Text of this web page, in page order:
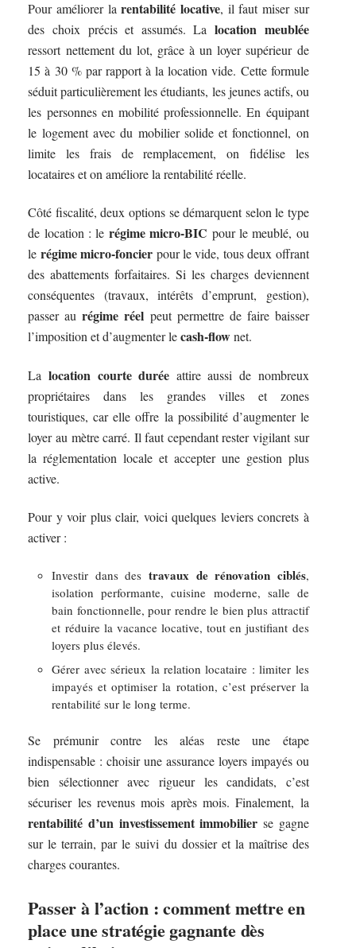
Pour améliorer larentabilité locative, il faut miser sur
des choix précis et assumés. Lalocation meublée
ressort nettement du lot, grâce à un loyer supérieur de
15 à 30 % par rapport à la location vide. Cette formule
séduit particulièrement les étudiants, les jeunes actifs, ou
les personnes en mobilité professionnelle. En équipant
le logement avec du mobilier solide et fonctionnel, on
limite les frais de remplacement, on fidélise les
locataires et on améliore la rentabilité réelle.
Côté fiscalité, deux options se démarquent selon le type
de location : le régime micro-BIC pour le meublé, ou
le régime micro-foncier pour le vide, tous deux offrant
des abattements forfaitaires. Si les charges deviennent
conséquentes (travaux, intérêts d’emprunt, gestion),
passer aurégime réel peut permettre de faire baisser
l’imposition et d’augmenter lecash-flownet.
La location courte durée attire aussi de nombreux
propriétaires dans les grandes villes et zones
touristiques, car elle offre la possibilité d’augmenter le
loyer au mètre carré. Il faut cependant rester vigilant sur
la réglementation locale et accepter une gestion plus
active.
Pour y voir plus clair, voici quelques leviers concrets à
activer :
Investir dans des travaux de rénovation ciblés,
isolation performante, cuisine moderne, salle de
bain fonctionnelle, pour rendre le bien plus attractif
et réduire la vacance locative, tout en justifiant des
loyers plus élevés.
Gérer avec sérieux la relation locataire : limiter les
impayés et optimiser la rotation, c’est préserver la
rentabilité sur le long terme.
Se prémunir contre les aléas reste une étape
indispensable : choisir une assurance loyers impayés ou
bien sélectionner avec rigueur les candidats, c’est
sécuriser les revenus mois après mois. Finalement, la
rentabilité d’un investissement immobilier se gagne
sur le terrain, par le suivi du dossier et la maîtrise des
charges courantes.
Passer à l’action : comment mettre en
place une stratégie gagnante dès